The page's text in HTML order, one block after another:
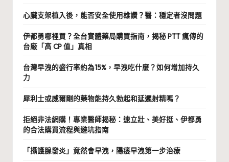
心臟支架植入後，能否安全使用雄讚？醫：穩定者沒問題
伊都勇哪裡買？全台實體藥局購買指南，揭秘 PTT 瘋傳的
台廠「高 CP 值」真相
台灣早洩的盛行率約為15%，早洩吃什麼？如何增加持久
力
犀利士或威爾剛的藥物能持久勃起和延遲射精嗎？
拒絕非法網購！專業醫師揭秘：速立壯、美好挺、伊都勇
的合法購買流程與避坑指南
「攝護腺發炎」竟然會早洩，陽痿早洩第一步治療